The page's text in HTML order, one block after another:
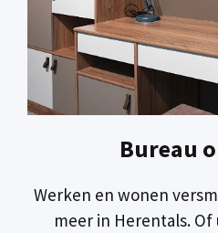
Bureau
Werken en wonen
meer in Herentals.